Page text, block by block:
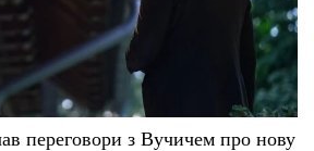
переговори з Вучичем про нову